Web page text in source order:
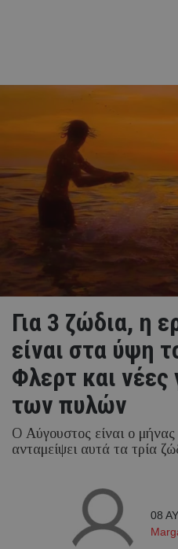
Για 3 ζώδια, η
είναι στα ύψη
Φλερτ και νέες
των πυλών
Ο Αύγουστος είναι ο
ανταμείψει αυτά τα τρία
08